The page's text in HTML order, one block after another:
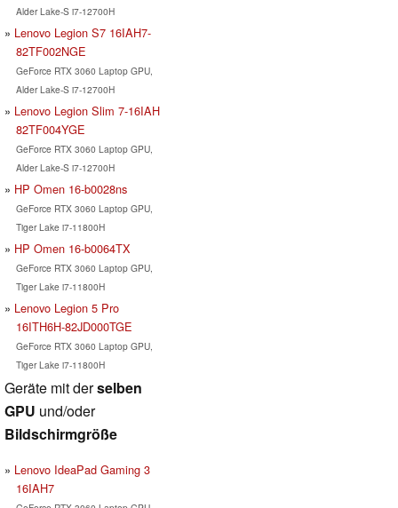
Alder Lake-S i7-12700H
Lenovo Legion S7 16IAH7-
82TF002NGE
GeForce RTX 3060 Laptop GPU,
Alder Lake-S i7-12700H
Lenovo Legion Slim 7-16IAH
82TF004YGE
GeForce RTX 3060 Laptop GPU,
Alder Lake-S i7-12700H
HP Omen 16-b0028ns
GeForce RTX 3060 Laptop GPU,
Tiger Lake i7-11800H
HP Omen 16-b0064TX
GeForce RTX 3060 Laptop GPU,
Tiger Lake i7-11800H
Lenovo Legion 5 Pro
16ITH6H-82JD000TGE
GeForce RTX 3060 Laptop GPU,
Tiger Lake i7-11800H
Geräte mit derselben
GPU und/oder
Bildschirmgröße
Lenovo IdeaPad Gaming 3
16IAH7